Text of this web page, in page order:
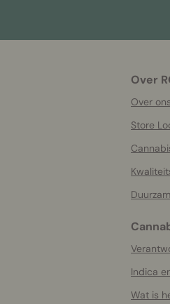
Over
Over ons
Store
Indica
Wat is